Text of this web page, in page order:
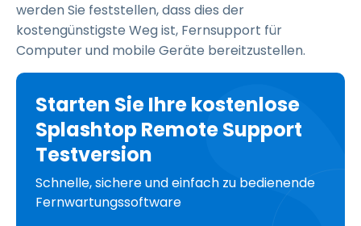
werden Sie feststellen, dass dies der
kostengünstigste Weg ist, Fernsupport für
Computer und mobile Geräte bereitzustellen.
Starten Sie Ihre kostenlose
Splashtop Remote Support
Testversion
Schnelle, sichere und einfach zu bedienende
Fernwartungssoftware